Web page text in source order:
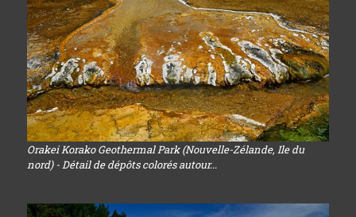
Orakei Korako Geothermal Park (Nouvelle-Zélande, Ile du
nord) - Détail de dépôts colorés autour...